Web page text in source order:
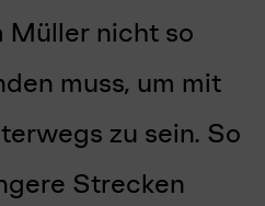
Müller nicht so
muss, um mit
zu sein. So
Strecken